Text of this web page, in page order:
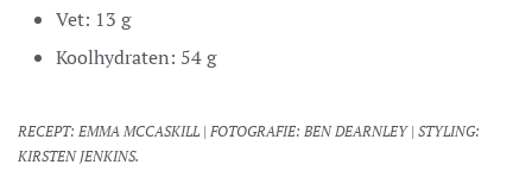
Vet: 13 g
Koolhydraten: 54g
RECEPT: EMMA MCCASKILL | FOTOGRAFIE: BEN DEARNLEY | STYLING:
KIRSTEN JENKINS.